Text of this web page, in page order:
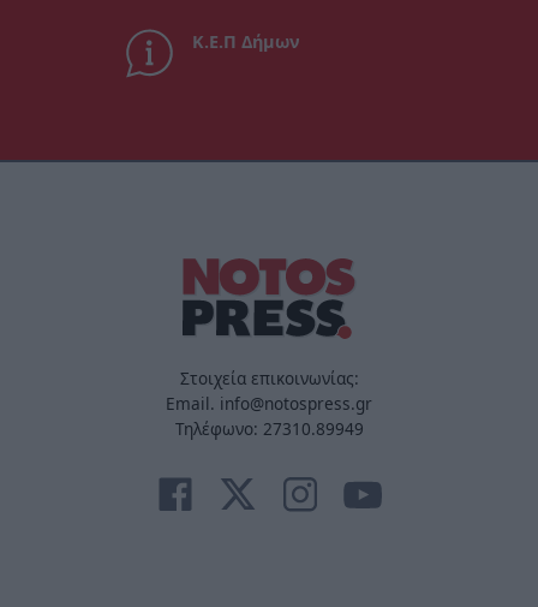
Κ.Ε.Π Δήμων
Στοιχεία επικοινωνίας:
Email. info@notospress.gr
Τηλέφωνο: 27310.89949